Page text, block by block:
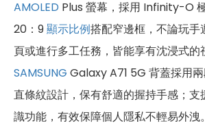
AMOLED Plus 螢幕，採用 Infinity-O
20：9顯示比例搭配窄邊框，不論玩手
頁或進行多工任務，皆能享有沈浸式的
SAMSUNG Galaxy A71 5G 背蓋採用
直條紋設計，保有舒適的握持手感；支
識功能，有效保障個人隱私不輕易外洩。